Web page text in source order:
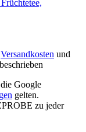
Versandkosten und
Google
gelten.
zu jeder